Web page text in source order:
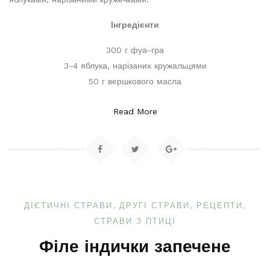
Інгредієнти
300 г фуа-гра
3-4 яблука, нарізаних кружальцями
50 г вершкового масла
Read More
ДІЄТИЧНІ СТРАВИ ДРУГІ СТРАВИ
РЕЦЕПТИ
СТРАВИ З ПТИЦІ
Філе індички запечене